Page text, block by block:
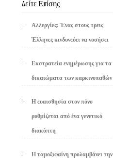
Δείτε Επίσης
Αλλεργίες: Ένας στους τρεις
Έλληνες κινδυνεύει να νοσήσει
Εκστρατεία ενημέρωσης για τα
δικαιώματα των καρκινοπαθών
Η ευαισθησία στον πόνο
ρυθμίζεται από ένα γενετικό
διακόπτη
Η ταμοξιφαίνη προλαμβάνει την